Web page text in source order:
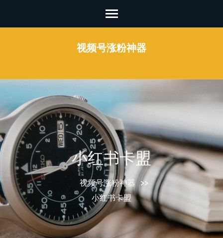
视频号涨粉神器
小红书卡盟
视频号涨粉神器
>>
小红书卡盟